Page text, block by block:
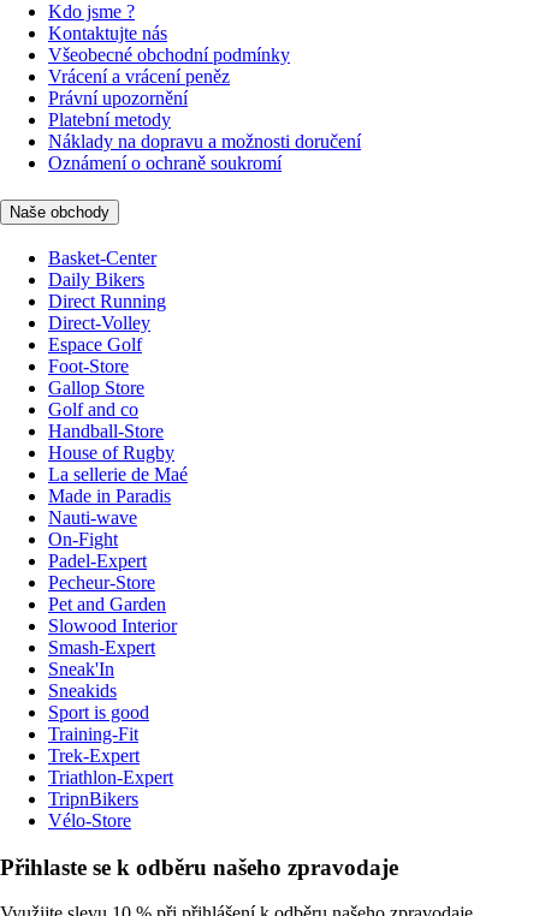
Kdo jsme ?
Kontaktujte nás
Všeobecné obchodní podmínky
Vrácení a vrácení peněz
Právní upozornění
Platební metody
Náklady na dopravu a možnosti doručení
Oznámení o ochraně soukromí
Naše obchody
Basket-Center
Daily Bikers
Direct Running
Direct-Volley
Espace Golf
Foot-Store
Gallop Store
Golf and co
Handball-Store
House of Rugby
La sellerie de Maé
Made in Paradis
Nauti-wave
On-Fight
Padel-Expert
Pecheur-Store
Pet and Garden
Slowood Interior
Smash-Expert
Sneak'In
Sneakids
Sport is good
Training-Fit
Trek-Expert
Triathlon-Expert
TripnBikers
Vélo-Store
Přihlaste se k odběru našeho zpravodaje